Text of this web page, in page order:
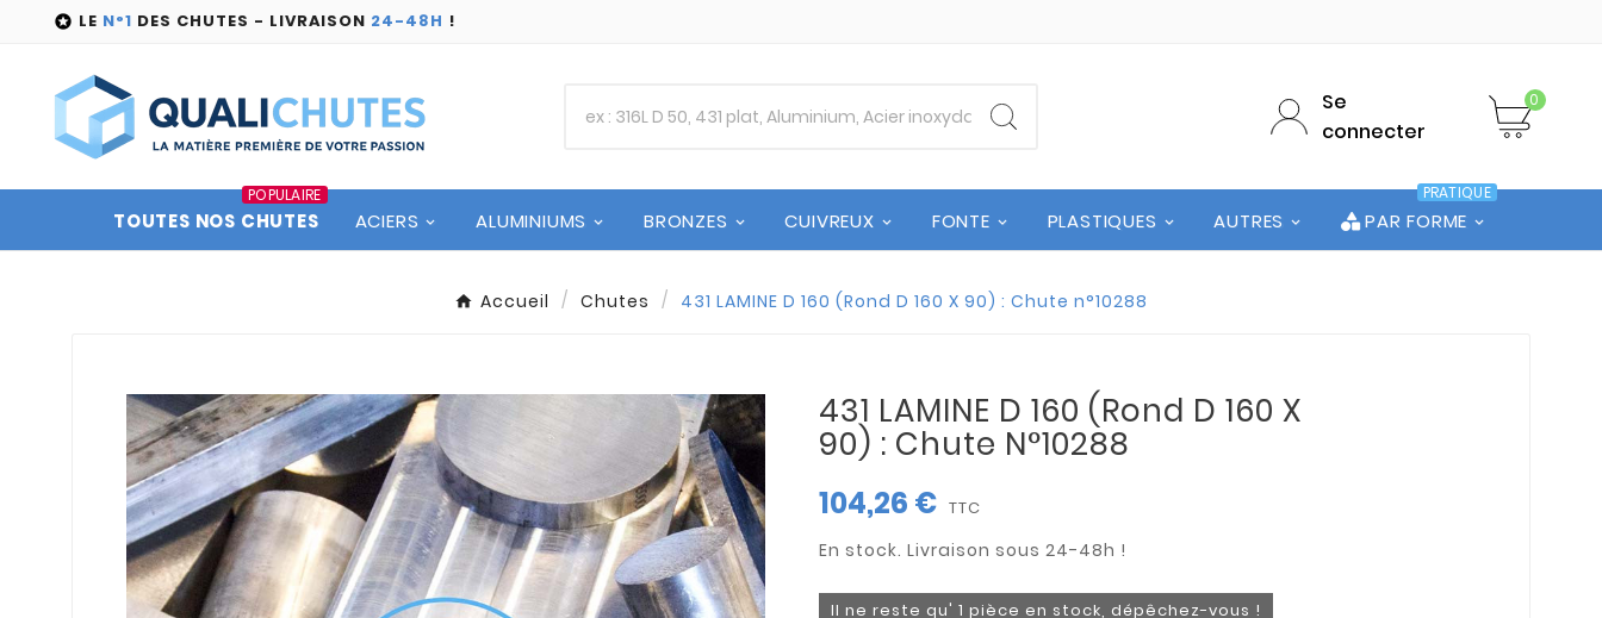
 LE N°1 DES CHUTES - LIVRAISON 24-48H !
Se
connecter
0
TOUTES NOS CHUTES
POPULAIRE
ACIERS ALUMINIUMS BRONZES CUIVREUX FONTE PLASTIQUES AUTRES PAR FORME
PRATIQUE
Accueil Chutes 431 LAMINE D 160 (Rond D 160 X 90) : Chute n°10288
431 LAMINE D 160 (Rond D 160 X
90) : Chute N°10288
104,26 € TTC
Il ne reste qu' 1 pièce en stock, dépêchez-vous !